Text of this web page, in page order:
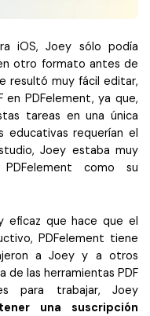
iOS, Joey sólo podía
otro formato antes de
resultó muy fácil editar,
en PDFelement, ya que,
tareas en una única
educativas requerían el
Joey estaba muy
como su
eficaz que hace que el
PDFelement tiene
a Joey y a otros
de las herramientas PDF
para trabajar, Joey
una suscripción